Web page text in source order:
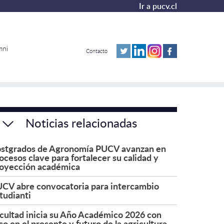
Ir a pucv.cl
Contacto
Noticias relacionadas
de Agronomía PUCV avanzan en
clave para fortalecer su calidad y
académica
abre convocatoria para intercambio
inicia su Año Académico 2026 con